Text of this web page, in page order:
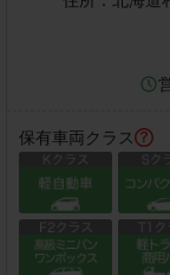
保有車両クラス